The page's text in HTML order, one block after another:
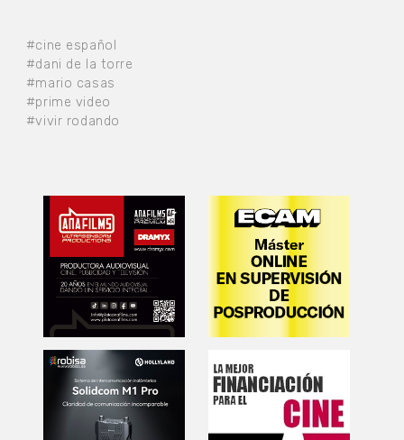
#cine español
#dani de la torre
#mario casas
#prime video
#vivir rodando